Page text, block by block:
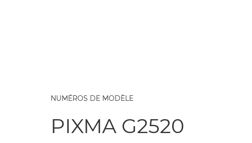
NUMÉROS DE MODÈLE
PIXMA G2520